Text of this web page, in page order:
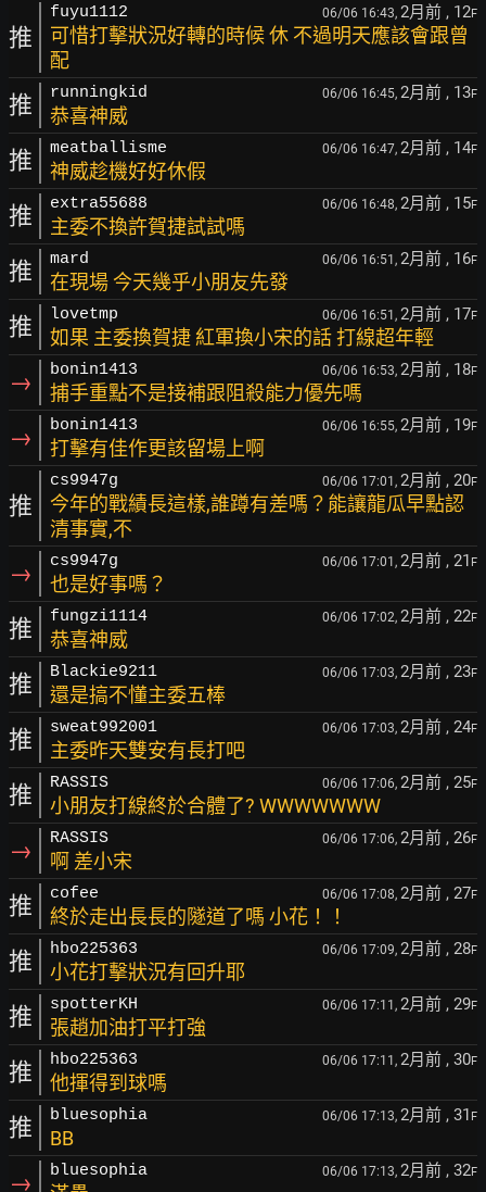
推
fuyu1112 06/06 16:43, 2月前 , 12F
可惜打擊狀況好轉的時候 休 不過明天應該會跟曾
配
推 runningkid 06/06 16:45, 2月前 , 13F
恭喜神威
推 meatballisme 06/06 16:47, 2月前 , 14F
神威趁機好好休假
推 extra55688 06/06 16:48, 2月前 , 15F
主委不換許賀捷試試嗎
推 mard 06/06 16:51, 2月前 , 16F
在現場 今天幾乎小朋友先發
推 lovetmp 06/06 16:51, 2月前 , 17F
如果 主委換賀捷 紅軍換小宋的話 打線超年輕
→ bonin1413 06/06 16:53, 2月前 , 18F
捕手重點不是接補跟阻殺能力優先嗎
→ bonin1413 06/06 16:55, 2月前 , 19F
打擊有佳作更該留場上啊
推
cs9947g 06/06 17:01, 2月前 , 20F
今年的戰績長這樣,誰蹲有差嗎？能讓龍瓜早點認
清事實,不
→ cs9947g 06/06 17:01, 2月前 , 21 F
也是好事嗎？
推 fungzi1114 06/06 17:02, 2月前 , 22F
恭喜神威
推 Blackie9211 06/06 17:03, 2月前 , 23F
還是搞不懂主委五棒
推 sweat992001 06/06 17:03, 2月前 , 24F
主委昨天雙安有長打吧
推 RASSIS 06/06 17:06, 2月前 , 25F
小朋友打線終於合體了? WWWWWWW
→ RASSIS 06/06 17:06, 2月前 , 26F
啊 差小宋
推 cofee 06/06 17:08, 2月前 , 27F
終於走出長長的隧道了嗎 小花！！
推 hbo225363 06/06 17:09, 2月前 , 28F
小花打擊狀況有回升耶
推 spotterKH 06/06 17:11, 2月前 , 29F
張趙加油打平打強
推 hbo225363 06/06 17:11, 2月前 , 30F
他揮得到球嗎
推 bluesophia 06/06 17:13, 2月前 , 31 F
BB
→ bluesophia 06/06 17:13, 2月前 , 32F